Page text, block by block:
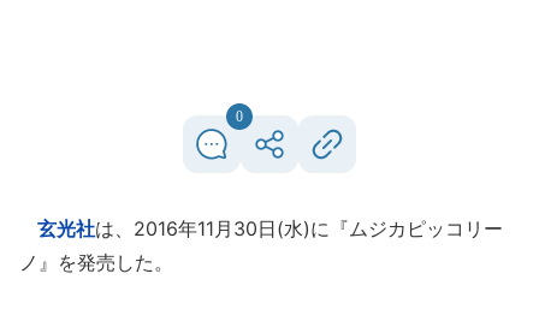
0
玄光社は、2016年11月30日(水)に『ムジカピッコリー
ノ』を発売した。